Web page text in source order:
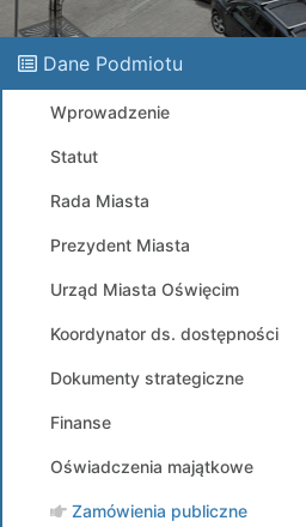
Dane Podmiotu
Wprowadzenie
Statut
Rada Miasta
Prezydent Miasta
Urząd Miasta Oświęcim
Koordynator ds. dostępności
Dokumenty strategiczne
Finanse
Oświadczenia majątkowe
Zamówienia publiczne